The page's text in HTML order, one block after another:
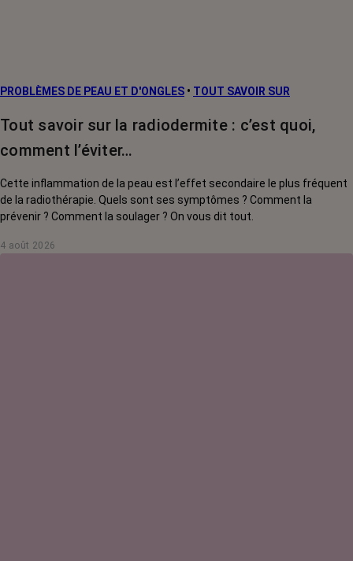
PROBLÈMES DE PEAU ET D'ONGLES • TOUT SAVOIR SUR
Tout savoir sur la radiodermite : c’est quoi,
comment l’éviter…
Cette inflammation de la peau est l’effet secondaire le plus fréquent
de la radiothérapie. Quels sont ses symptômes ? Comment la
prévenir ? Comment la soulager ? On vous dit tout.
4 août 2026